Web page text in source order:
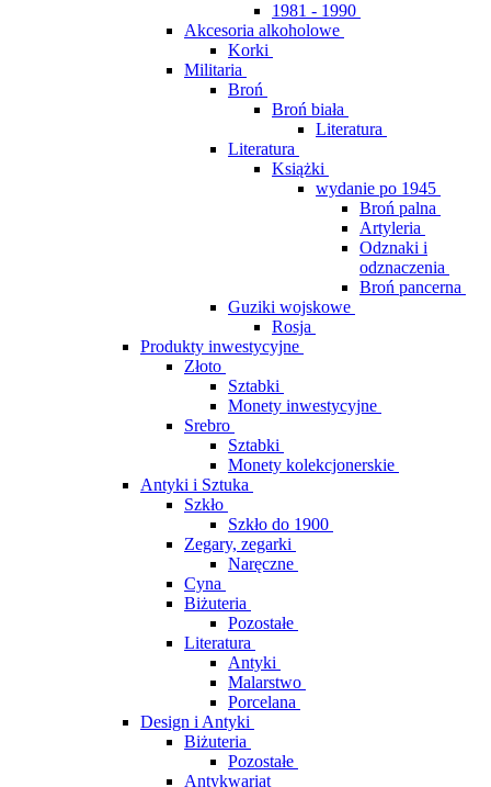
1981 - 1990
Akcesoria alkoholowe
Korki
Militaria
Broń
Broń biała
Literatura
Literatura
Książki
wydanie po 1945
Broń palna
Artyleria
Odznaki i
odznaczenia
Broń pancerna
Guziki wojskowe
Rosja
Produkty inwestycyjne
Złoto
Sztabki
Monety inwestycyjne
Srebro
Sztabki
Monety kolekcjonerskie
Antyki i Sztuka
Szkło
Szkło do 1900
Zegary, zegarki
Naręczne
Cyna
Biżuteria
Pozostałe
Literatura
Antyki
Malarstwo
Porcelana
Design i Antyki
Biżuteria
Pozostałe
Antykwariat